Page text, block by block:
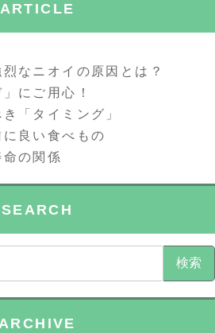
ARTICLE
なニオイの原因とは？
にご用心！
「タイミング」
良い食べもの
の関係
SEARCH
検索